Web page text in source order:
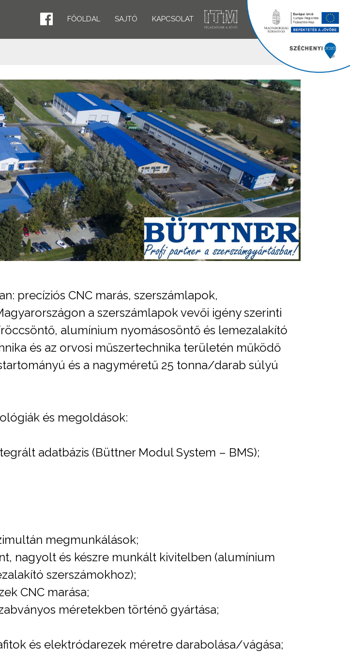
FŐOLDAL SAJTÓ KAPCSOLAT
precíziós CNC marás, szerszámlapok,
a szerszámlapok vevői igény szerinti
alumínium nyomásosöntő és lemezalakító
és az orvosi műszertechnika területén működő
és a nagyméretű 25 tonna/darab súlyú
és megoldások:
adatbázis (Büttner Modul System – BMS);
megmunkálások;
nagyolt és készre munkált kivitelben (alumínium
szerszámokhoz);
CNC marása;
méretekben történő gyártása;
és elektródarezek méretre darabolása/vágása;